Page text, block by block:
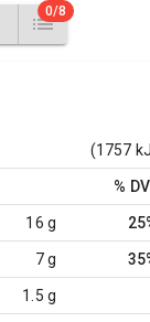
0/8
(1757
% DV
16 g
7 g
1.5 g